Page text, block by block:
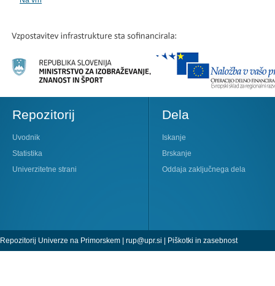
Repozitorij
Uvodnik
Statistika
Univerzitetne strani
Dela
Iskanje
Brskanje
Oddaja zaključnega dela
Repozitorij Univerze na Primorskem | rup@upr.si | Piškotki in zasebnost